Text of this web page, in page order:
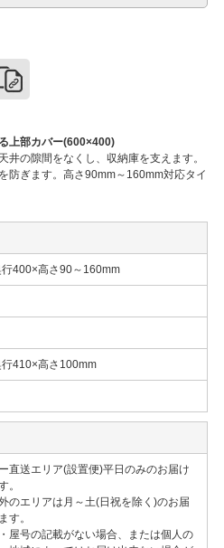
上部カバー(600×400)
井の隙間をなくし、収納庫を支えます。
防ぎます。高さ90mm～160mm対応タイ
400×高さ90～160mm
410×高さ100mm
直送エリア(設置便)平日のみのお届け
。
のエリアは月～土(日祝を除く)のお届
す。
屋号の記載がない場合、または個人の